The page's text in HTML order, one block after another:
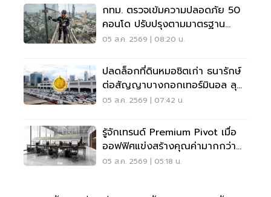
กทม. ตรวจเข้มความปลอดภัย 50
คอนโด ปรับปรุงตามมาตรฐาน
เคร่งครัด
05 ส.ค. 2569 | 08:20 น.
ปลดล็อกที่ดินหมอชิตเก่า ธนารักษ์
ต่อสัญญาบางกอกเทอร์มินอล ลุย
บิ๊กโปรเจ็กต์
05 ส.ค. 2569 | 07:42 น.
รู้จักเทรนด์ Premium Pivot เมื่อ
ออฟฟิศแข่งสร้างคุณค่ามากกว่า
ทำเล-ค่าเช่า
05 ส.ค. 2569 | 05:18 น.